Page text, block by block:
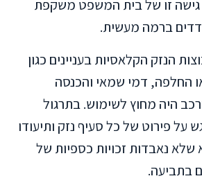
גישה זו של בית המשפט משקפת
ברמה מעשית.
הנזק הקלאסיות בעניינים כגון
החלפה, דמי שמאי והכנסה
היה מחוץ לשימוש. בתרגול
על פירוט של כל סעיף נזק ותיעודו
שלא נאבדות זכויות כספיות של
בתביעה.